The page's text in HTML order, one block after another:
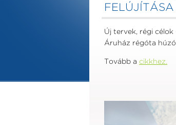
FELÚJÍTÁSA
Új tervek, régi
Áruház régóta
Tovább a cikkhez.